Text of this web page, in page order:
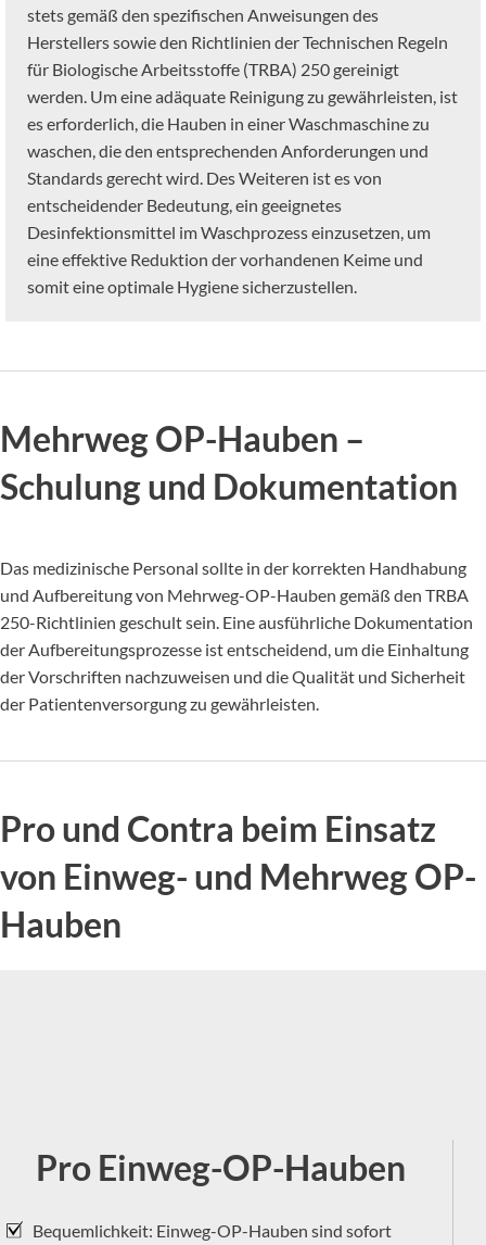
stets gemäß den spezifischen Anweisungen des
Herstellers sowie den Richtlinien der Technischen Regeln
für Biologische Arbeitsstoffe (TRBA) 250 gereinigt
werden. Um eine adäquate Reinigung zu gewährleisten, ist
es erforderlich, die Hauben in einer Waschmaschine zu
waschen, die den entsprechenden Anforderungen und
Standards gerecht wird. Des Weiteren ist es von
entscheidender Bedeutung, ein geeignetes
Desinfektionsmittel im Waschprozess einzusetzen, um
eine effektive Reduktion der vorhandenen Keime und
somit eine optimale Hygiene sicherzustellen.
Mehrweg OP-Hauben –
Schulung und Dokumentation
Das medizinische Personal sollte in der korrekten Handhabung
und Aufbereitung von Mehrweg-OP-Hauben gemäß den TRBA
250-Richtlinien geschult sein. Eine ausführliche Dokumentation
der Aufbereitungsprozesse ist entscheidend, um die Einhaltung
der Vorschriften nachzuweisen und die Qualität und Sicherheit
der Patientenversorgung zu gewährleisten.
Pro und Contra beim Einsatz
von Einweg- und Mehrweg OP-
Hauben
Pro Einweg-OP-Hauben
Bequemlichkeit: Einweg-OP-Hauben sind sofort